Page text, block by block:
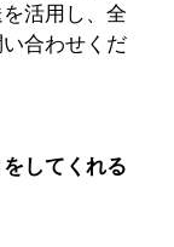
活用し、全
合わせくだ
してくれる